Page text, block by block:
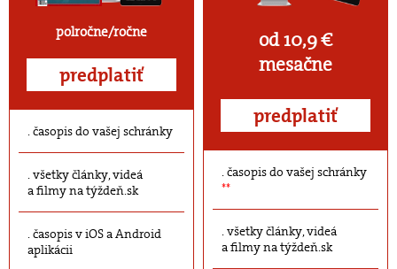
polročne/ročne
predplatiť
časopis do vašej schránky
všetky články, videá
a filmy na týždeň.sk
časopis v iOS a Android
aplikácii
od 10,9 €
mesačne
predplatiť
časopis do vašej schránky
**
všetky články, videá
a filmy na týždeň.sk